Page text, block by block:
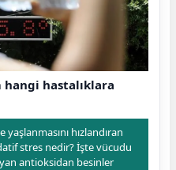
hastalıklara
yaşlanmasını hızlandıran
stres nedir? İşte vücudu
antioksidan besinler